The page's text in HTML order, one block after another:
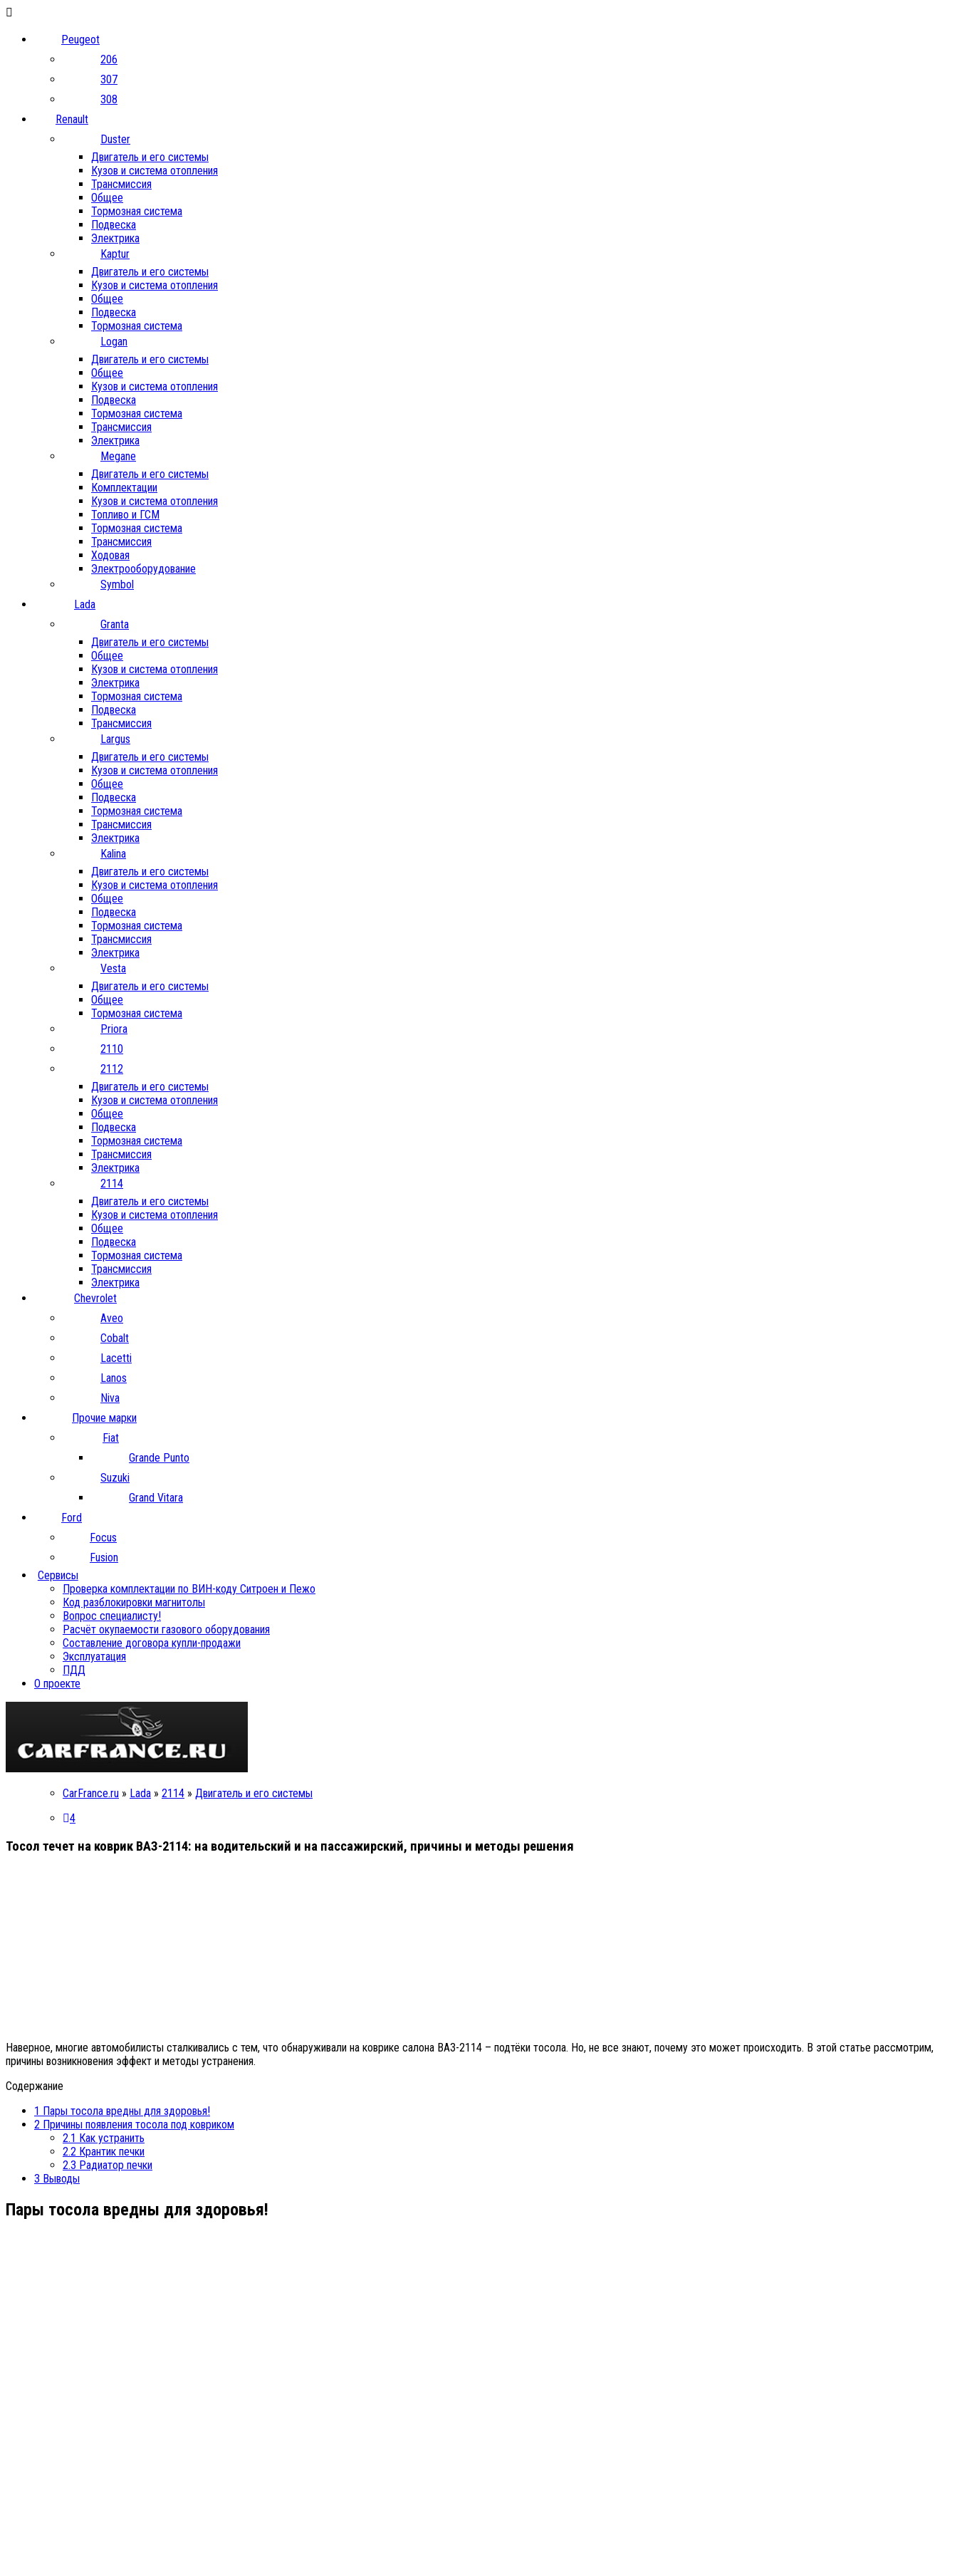
Peugeot
206
307
308
Renault
Duster
Двигатель и его системы
Кузов и система отопления
Трансмиссия
Общее
Тормозная система
Подвеска
Электрика
Kaptur
Двигатель и его системы
Кузов и система отопления
Общее
Подвеска
Тормозная система
Logan
Двигатель и его системы
Общее
Кузов и система отопления
Подвеска
Тормозная система
Трансмиссия
Электрика
Megane
Двигатель и его системы
Комплектации
Кузов и система отопления
Топливо и ГСМ
Тормозная система
Трансмиссия
Ходовая
Электрооборудование
Symbol
Lada
Granta
Двигатель и его системы
Общее
Кузов и система отопления
Электрика
Тормозная система
Подвеска
Трансмиссия
Largus
Двигатель и его системы
Кузов и система отопления
Общее
Подвеска
Тормозная система
Трансмиссия
Электрика
Kalina
Двигатель и его системы
Кузов и система отопления
Общее
Подвеска
Тормозная система
Трансмиссия
Электрика
Vesta
Двигатель и его системы
Общее
Тормозная система
Priora
2110
2112
Двигатель и его системы
Кузов и система отопления
Общее
Подвеска
Тормозная система
Трансмиссия
Электрика
2114
Двигатель и его системы
Кузов и система отопления
Общее
Подвеска
Тормозная система
Трансмиссия
Электрика
Chevrolet
Aveo
Cobalt
Lacetti
Lanos
Niva
Прочие марки
Fiat
Grande Punto
Suzuki
Grand Vitara
Ford
Focus
Fusion
Сервисы
Проверка комплектации по ВИН-коду Ситроен и Пежо
Код разблокировки магнитолы
Вопрос специалисту!
Расчёт окупаемости газового оборудования
Составление договора купли-продажи
Эксплуатация
ПДД
О проекте
CarFrance.ru » Lada » 2114 » Двигатель и его системы
4
Тосол течет на коврик ВАЗ-2114: на водительский и на пассажирский, причины и методы решения
Наверное, многие автомобилисты сталкивались с тем, что обнаруживали на коврике салона ВАЗ-2114 – подтёки тосола. Но, не все знают, почему это может происходить. В этой статье рассмотрим,
причины возникновения эффект и методы устранения.
Содержание
1 Пары тосола вредны для здоровья!
2 Причины появления тосола под ковриком
2.1 Как устранить
2.2 Крантик печки
2.3 Радиатор печки
3 Выводы
Пары тосола вредны для здоровья!